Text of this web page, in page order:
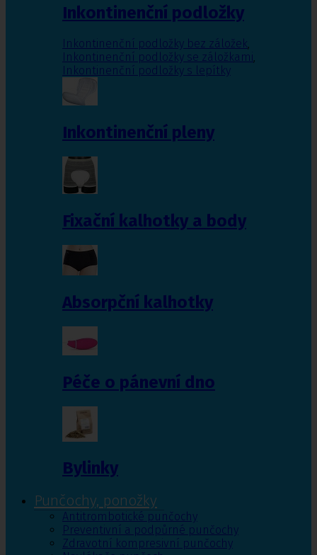
Inkontinenční podložky
Inkontinenční podložky bez záložek,
Inkontinenční podložky se záložkami,
Inkontinenční podložky s lepítky
Inkontinenční pleny
Fixační kalhotky a body
Absorpční kalhotky
Péče o pánevní dno
Bylinky
Punčochy, ponožky
Antitrombotické punčochy
Preventivní a podpůrné punčochy
Zdravotní kompresivní punčochy